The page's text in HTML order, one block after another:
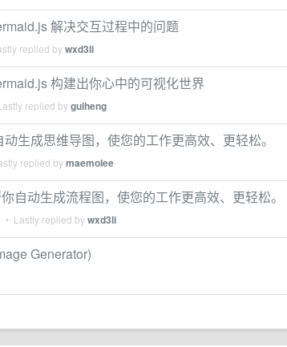
解决交互过程中的问题
replied bywxd3li
构建出你心中的可视化世界
replied byguiheng
生成思维导图，使您的工作更高效、更轻松。
replied bymaemolee
自动生成流程图，使您的工作更高效、更轻松。
• Lastly replied bywxd3li
Generator)